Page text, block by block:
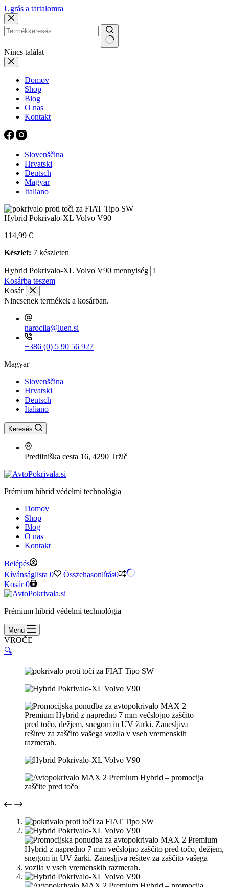
Ugrás a tartalomra
Nincs találat
Domov
Shop
Blog
O nas
Kontakt
Slovenščina
Hrvatski
Deutsch
Magyar
Italiano
Hybrid Pokrivalo-XL Volvo V90
114,99 €
Készlet: 7 készleten
Hybrid Pokrivalo-XL Volvo V90 mennyiség
Kosárba teszem
Kosár
Nincsenek termékek a kosárban.
narocila@luen.si
+386 (0) 5 90 56 927
Magyar
Slovenščina
Hrvatski
Deutsch
Italiano
Keresés
Predilniška cesta 16, 4290 Tržič
Prémium hibrid védelmi technológia
Domov
Shop
Blog
O nas
Kontakt
Belépés
Kívánságlista 0 Összehasonlítás0
Kosár 0
Prémium hibrid védelmi technológia
Menü
VROČE
🔍